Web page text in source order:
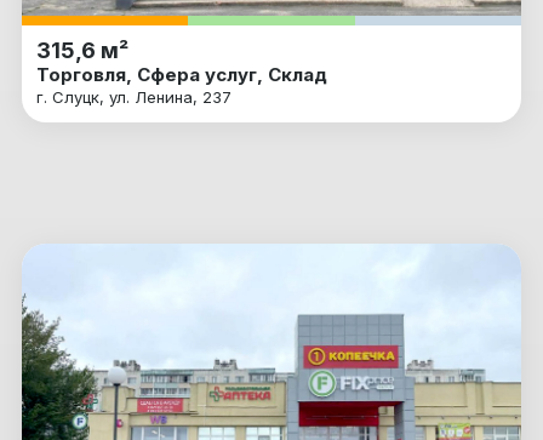
315,6 м²
Торговля, Сфера услуг, Склад
г. Слуцк, ул. Ленина, 237